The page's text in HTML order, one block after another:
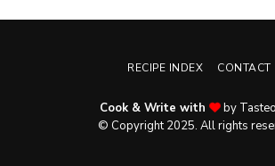
RECIPE INDEX CONTACT
Cook & Write with
by
© Copyright 2025. All rights